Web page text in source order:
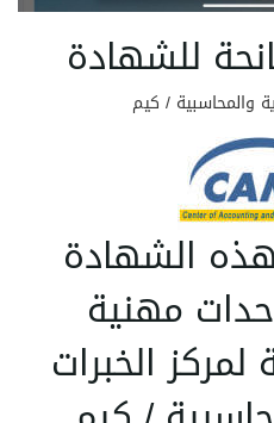
والمحاسبية / كيم
الشهادة
مهنية
الخبرات